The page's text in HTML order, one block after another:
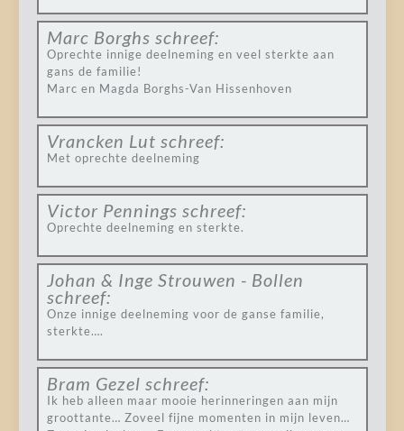
Marc Borghs schreef:
Oprechte innige deelneming en veel sterkte aan
gans de familie!
Marc en Magda Borghs-Van Hissenhoven
Vrancken Lut schreef:
Met oprechte deelneming
Victor Pennings schreef:
Oprechte deelneming en sterkte.
Johan & Inge Strouwen - Bollen
schreef:
Onze innige deelneming voor de ganse familie,
sterkte….
Bram Gezel schreef:
Ik heb alleen maar mooie herinneringen aan mijn
groottante… Zoveel fijne momenten in mijn leven…